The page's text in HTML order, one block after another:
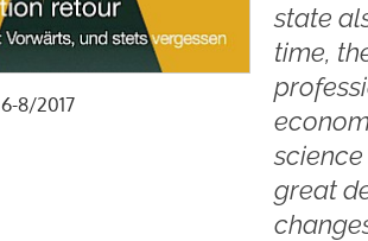
6-8/2017
state
time,
great